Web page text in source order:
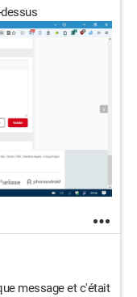
message et c'était